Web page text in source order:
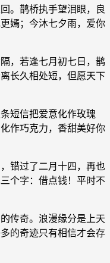
。鹊桥执手望泪眼，良
嫣；今沐七夕雨，爱你
，若逢七月初七日，鹊
长久相处短，但愿天下
短信把爱意化作玫瑰
作巧克力，香甜美好你
错过了二月十四，再也
个字：借点钱！平时不
传奇。浪漫缘分是上天
的奇迹只有相信才会存